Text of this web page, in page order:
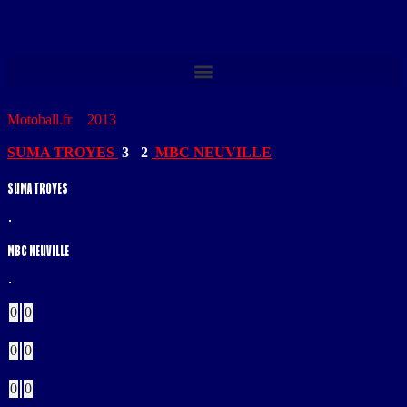
Motoball.fr> 2013
SUMA TROYES 3 2 MBC NEUVILLE
SUMA TROYES
MBC NEUVILLE
0 0
0 0
0 0